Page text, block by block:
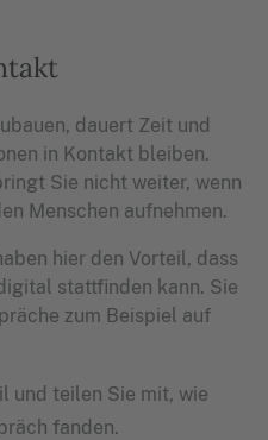
dauert Zeit und
in Kontakt bleiben.
Sie nicht weiter, wenn
Menschen aufnehmen.
hier den Vorteil, dass
stattfinden kann. Sie
zum Beispiel auf
und teilen Sie mit, wie
fanden.